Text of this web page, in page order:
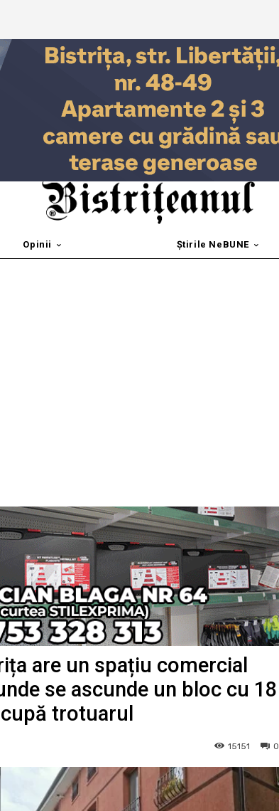
Opinii Știrile NeBUNE
are un spațiu comercial
se ascunde un bloc cu 18
trotuarul
0
15151